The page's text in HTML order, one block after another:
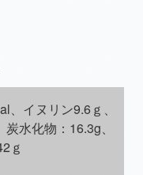
イヌリン9.6ｇ、
水化物：16.3g、
ｇ